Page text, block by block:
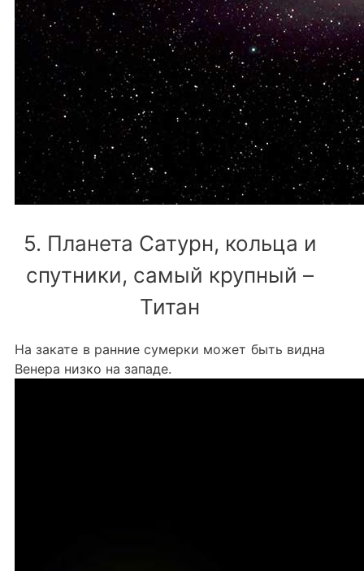
5. Планета Сатурн, кольца и
спутники, самый крупный –
Титан
На закате в ранние сумерки может быть видна
Венера низко на западе.